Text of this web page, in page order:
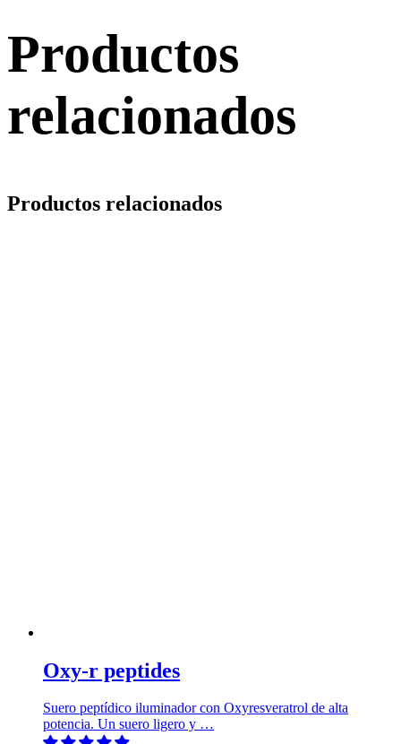
Productos
relacionados
Productos relacionados
Oxy-r peptides
Suero peptídico iluminador con Oxyresveratrol de alta
potencia. Un suero ligero y …